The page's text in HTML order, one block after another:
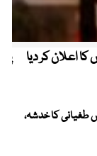
اعلان کر دیا
میں طغیانی کا خدشہ،